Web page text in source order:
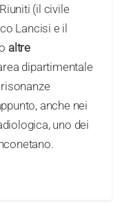
(il civile
Lancisi e il
altre
dipartimentale
anche nei
uno dei